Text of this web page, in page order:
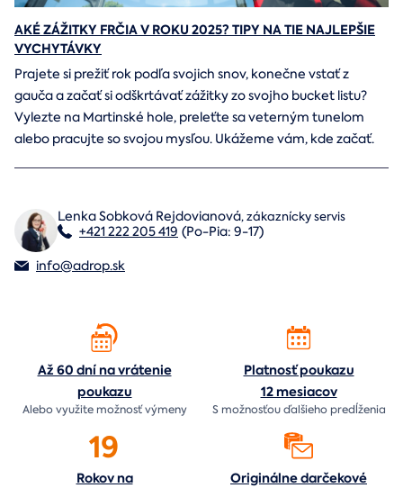
AKÉ ZÁŽITKY FRČIA V ROKU 2025? TIPY NA TIE NAJLEPŠIE
VYCHYTÁVKY
Prajete si prežiť rok podľa svojich snov, konečne vstať z
gauča a začať si odškrtávať zážitky zo svojho bucket listu?
Vylezte na Martinské hole, preleťte sa veterným tunelom
alebo pracujte so svojou mysľou. Ukážeme vám, kde začať.
Lenka Sobková Rejdovianová,zákaznícky servis
+421 222 205 419 (Po-Pia: 9-17)
info@adrop.sk
Až 60 dní na vrátenie
poukazu
Alebo využite možnosť výmeny
Platnosť poukazu
12 mesiacov
S možnosťou ďalšieho predĺženia
19
Rokov na
Originálne darčekové